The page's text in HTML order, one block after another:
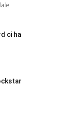
ci ha